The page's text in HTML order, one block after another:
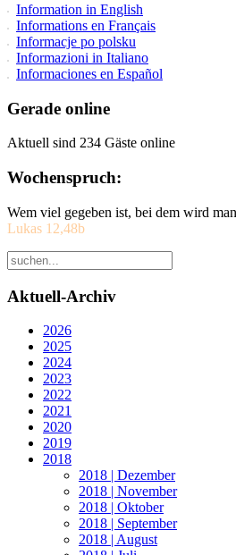
Information in English
Informations en Français
Informacje po polsku
Informazioni in Italiano
Informaciones en Español
Gerade online
Aktuell sind 234 Gäste online
Wochenspruch:
Wem viel gegeben ist, bei dem wird
Lukas 12,48b
Aktuell-Archiv
2026
2025
2024
2023
2022
2021
2020
2019
2018
2018 | Dezember
2018 | November
2018 | Oktober
2018 | September
2018 | August